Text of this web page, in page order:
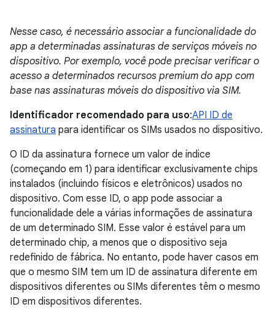
Nesse caso, é necessário associar a funcionalidade do
app a determinadas assinaturas de serviços móveis no
dispositivo. Por exemplo, você pode precisar verificar o
acesso a determinados recursos premium do app com
base nas assinaturas móveis do dispositivo via SIM.
Identificador recomendado para uso:API ID de
assinatura para identificar os SIMs usados no dispositivo.
O ID da assinatura fornece um valor de índice
(começando em 1) para identificar exclusivamente chips
instalados (incluindo físicos e eletrônicos) usados no
dispositivo. Com esse ID, o app pode associar a
funcionalidade dele a várias informações de assinatura
de um determinado SIM. Esse valor é estável para um
determinado chip, a menos que o dispositivo seja
redefinido de fábrica. No entanto, pode haver casos em
que o mesmo SIM tem um ID de assinatura diferente em
dispositivos diferentes ou SIMs diferentes têm o mesmo
ID em dispositivos diferentes.